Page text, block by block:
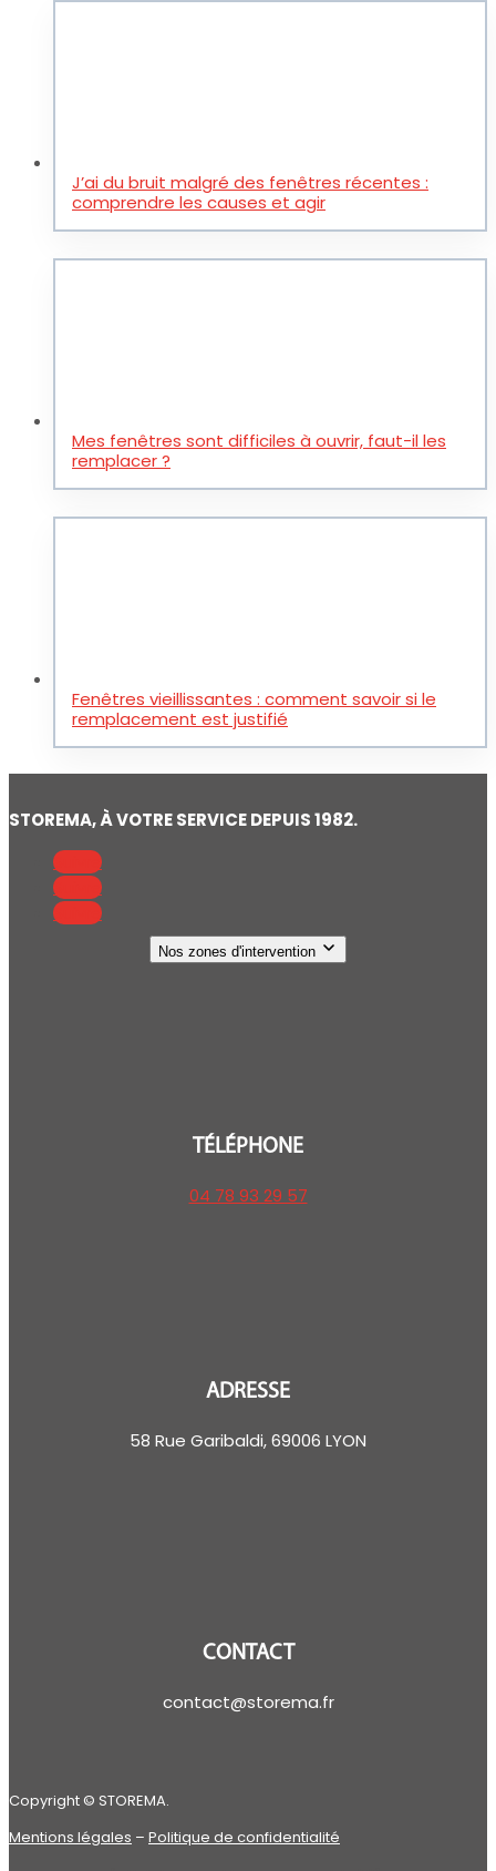
J’ai du bruit malgré des fenêtres récentes :
comprendre les causes et agir
Mes fenêtres sont difficiles à ouvrir, faut-il les
remplacer ?
Fenêtres vieillissantes : comment savoir si le
remplacement est justifié
STOREMA, À VOTRE SERVICE DEPUIS 1982.
Suivre
Suivre
Suivre
Nos zones d'intervention
TÉLÉPHONE
04 78 93 29 57
ADRESSE
58 Rue Garibaldi, 69006 LYON
CONTACT
contact@storema.fr
Copyright © STOREMA.
Mentions légales – Politique de confidentialité